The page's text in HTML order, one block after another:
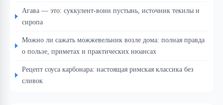
Агава — это: суккулент-воин пустынь, источник текилы и
сиропа
Можно ли сажать можжевельник возле дома: полная правда
о пользе, приметах и практических нюансах
Рецепт соуса карбонара: настоящая римская классика без
сливок